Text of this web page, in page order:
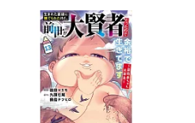
こしの(1)
ちん(1)
こんぶ(1)